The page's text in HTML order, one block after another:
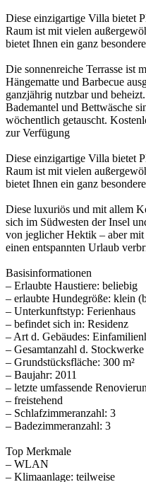
Diese einzigartige Villa bietet
Raum ist mit vielen
bietet Ihnen ein ganz
Die sonnenreiche Terrasse ist
Hängematte und Barbecue
ganzjährig nutzbar und
Bademantel und Bettwäsche
wöchentlich getauscht.
zur Verfügung
Diese einzigartige Villa bietet
Raum ist mit vielen
bietet Ihnen ein ganz
Diese luxuriös und mit allem
sich im Südwesten der Insel
von jeglicher Hektik – aber
einen entspannten Urlaub
Basisinformationen
– Erlaubte Haustiere: beliebig
– erlaubte Hundegröße: klein
– Unterkunftstyp: Ferienhaus
– befindet sich in: Residenz
– Art d. Gebäudes:
– Gesamtanzahl d.
– Grundstücksfläche: 300 m²
– Baujahr: 2011
– letzte umfassende
– freistehend
– Schlafzimmeranzahl: 3
– Badezimmeranzahl: 3
Top Merkmale
– WLAN
– Klimaanlage: teilweise